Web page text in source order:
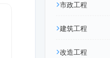
市政工程
建筑工程
改造工程